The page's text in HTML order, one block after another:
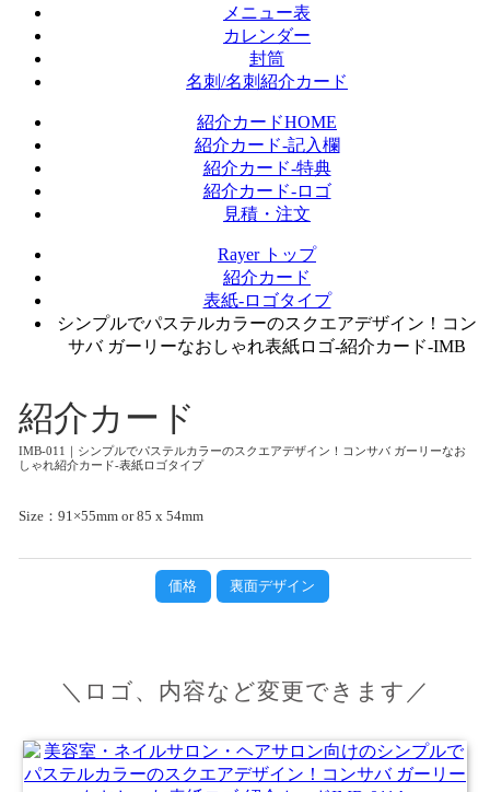
メニュー表
カレンダー
封筒
名刺/名刺紹介カード
紹介カードHOME
紹介カード-記入欄
紹介カード-特典
紹介カード-ロゴ
見積・注文
Rayer トップ
紹介カード
表紙-ロゴタイプ
シンプルでパステルカラーのスクエアデザイン！コン
サバ ガーリーなおしゃれ表紙ロゴ-紹介カード-IMB
紹介カード
IMB-011｜シンプルでパステルカラーのスクエアデザイン！コンサバ ガーリーなお
しゃれ紹介カード-表紙ロゴタイプ
Size：91×55mm or 85 x 54mm
価格 裏面デザイン
＼ロゴ、内容など変更できます／